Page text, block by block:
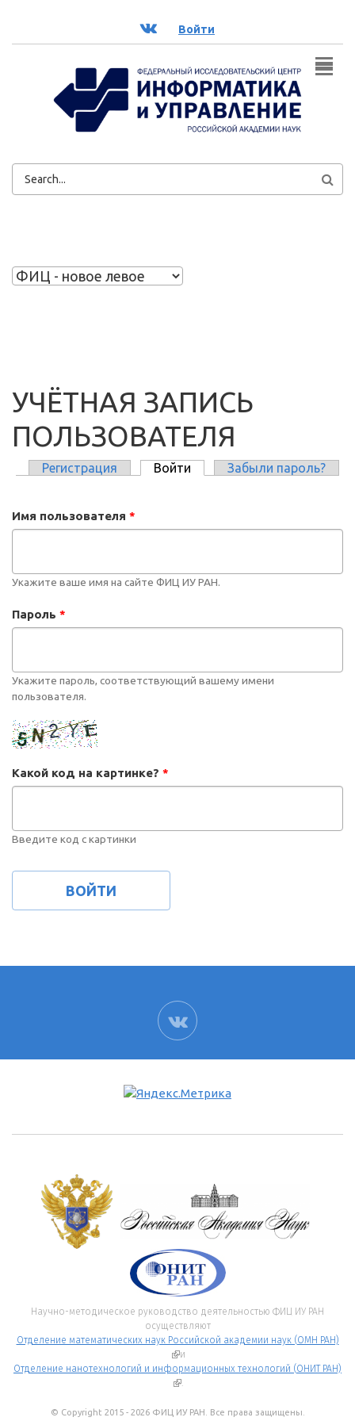
ВК Войти
ФОРМА
УЧЁТНАЯ ЗАПИСЬ
ПОЛЬЗОВАТЕЛЯ
Регистрация Войти (активная вкладка)
Забыли пароль?
Имя пользователя *
Укажите ваше имя на сайте ФИЦ ИУ РАН.
Пароль *
Укажите пароль, соответствующий вашему имени
пользователя.
Какой код на картинке? *
Введите код с картинки
ВК
Научно-методическое руководство деятельностью ФИЦ ИУ РАН
осуществляют
Отделение математических наук Российской академии наук (ОМН РАН)
(внешняя ссылка)
и
Отделение нанотехнологий и информационных технологий (ОНИТ РАН)
(внешняя ссылка)
.
© Copyright 2015 - 2026 ФИЦ ИУ РАН. Все права защищены.